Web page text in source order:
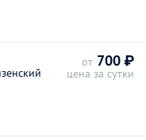
от 700 ₽
цена за сутки